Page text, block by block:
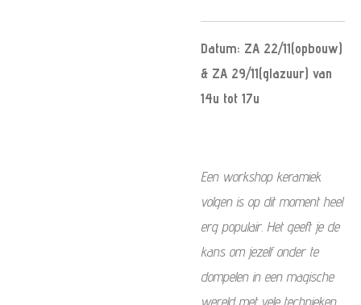
Datum: ZA 22/11(opbouw)
& ZA 29/11(glazuur) van
14u tot 17u
Een workshop keramiek
volgen is op dit moment heel
erg populair. Het geeft je de
kans om jezelf onder te
dompelen in een magische
wereld met vele technieken